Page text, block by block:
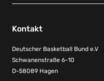
Kontakt
Deutscher Basketball Bund e.V
Schwanenstraße 6-10
D-58089 Hagen